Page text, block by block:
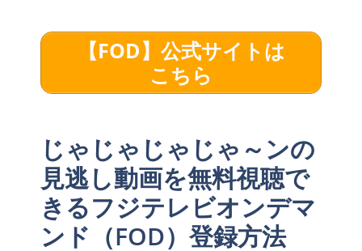
【FOD】公式サイトは
こちら
じゃじゃじゃじゃ～ンの
見逃し動画を無料視聴で
きるフジテレビオンデマ
ンド（FOD）登録方法